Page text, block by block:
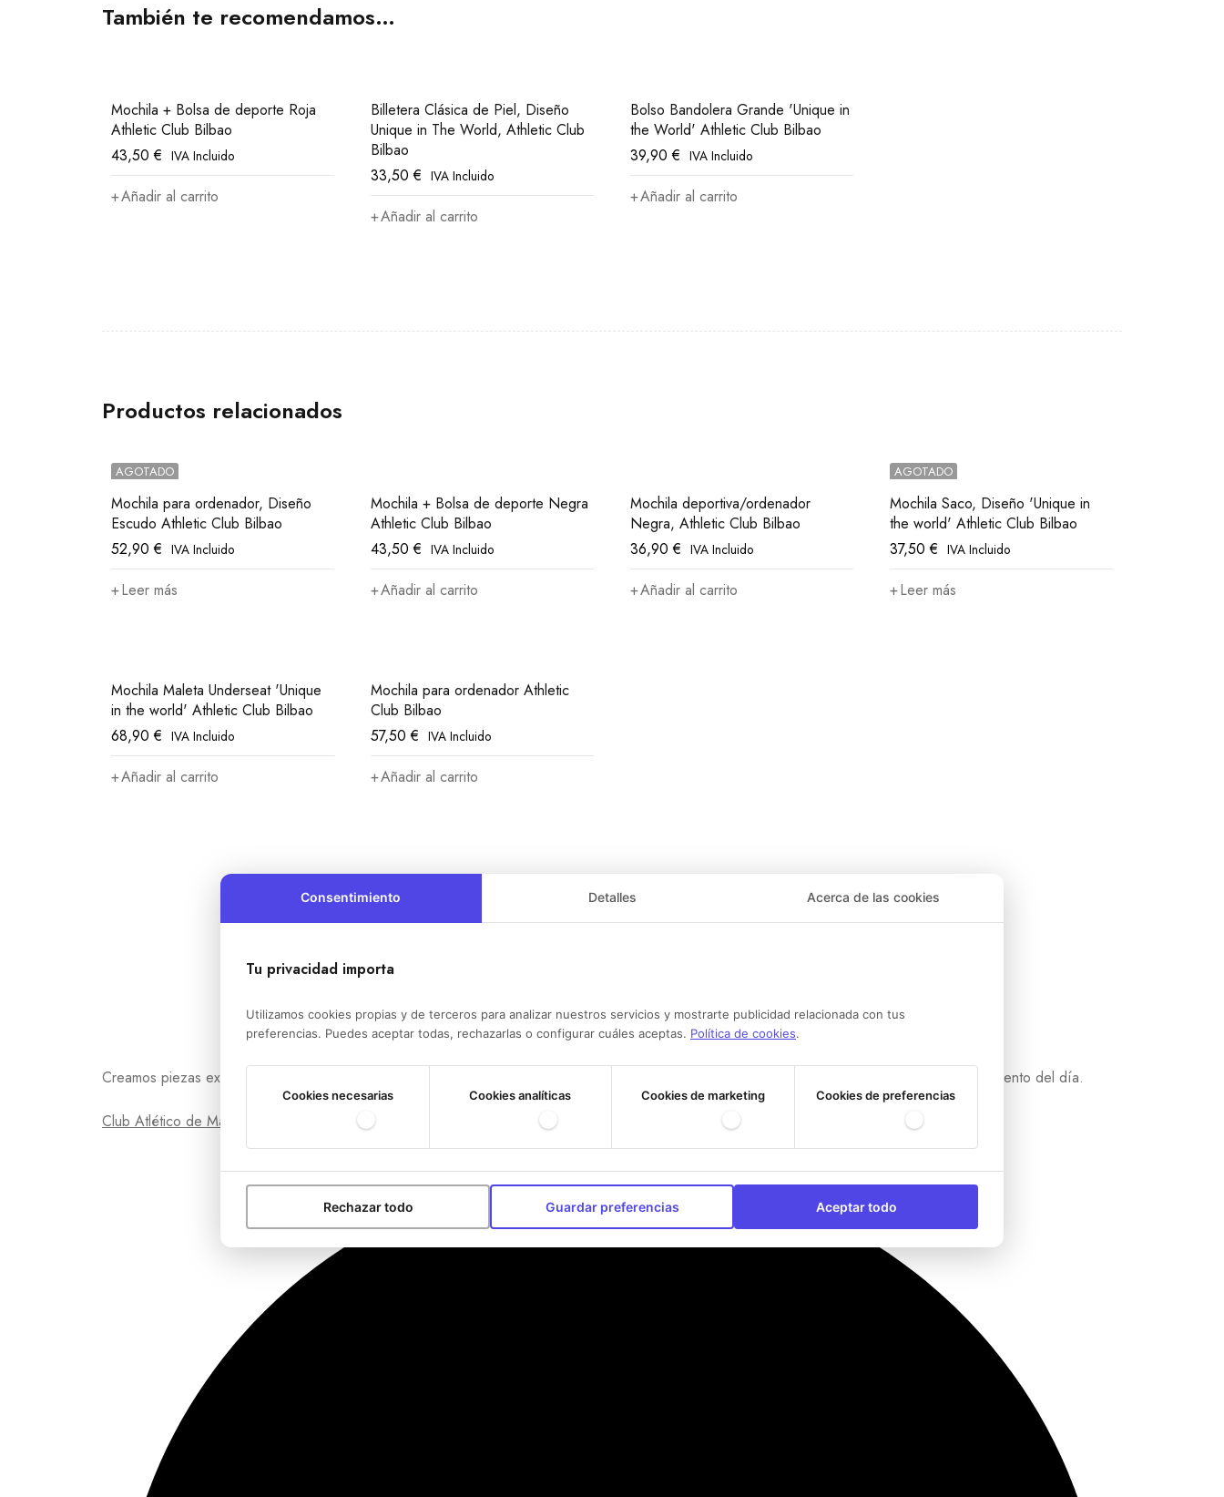
También te recomendamos…
Mochila + Bolsa de deporte Roja
Athletic Club Bilbao
43,50€ IVA Incluido
Añadir al carrito
Billetera Clásica de Piel, Diseño
Unique in The World, Athletic Club
Bilbao
33,50€ IVA Incluido
Añadir al carrito
Bolso Bandolera Grande 'Unique in
the World' Athletic Club Bilbao
39,90€ IVA Incluido
Añadir al carrito
Productos relacionados
AGOTADO
Mochila para ordenador, Diseño
Escudo Athletic Club Bilbao
52,90€ IVA Incluido
Leer más
Mochila + Bolsa de deporte Negra
Athletic Club Bilbao
43,50€ IVA Incluido
Añadir al carrito
Mochila deportiva/ordenador
Negra, Athletic Club Bilbao
36,90€ IVA Incluido
Añadir al carrito
AGOTADO
Mochila Saco, Diseño 'Unique in
the world' Athletic Club Bilbao
37,50€ IVA Incluido
Leer más
Mochila Maleta Underseat 'Unique
in the world' Athletic Club Bilbao
68,90€ IVA Incluido
Añadir al carrito
Mochila para ordenador Athletic
Club Bilbao
57,50€ IVA Incluido
Añadir al carrito
Creamos piezas exclusivas con la identidad de tu equipo, combinando elegancia y funcionalidad para que las lleves con orgullo en cualquier momento del día.
Club Atlético de Madrid
Consentimiento Detalles Acerca de las cookies
Tu privacidad importa
Utilizamos cookies propias y de terceros para analizar nuestros servicios y mostrarte publicidad relacionada con tus
preferencias. Puedes aceptar todas, rechazarlas o configurar cuáles aceptas. Política de cookies.
Cookies necesarias Cookies analíticas Cookies de marketing Cookies de preferencias
Rechazar todo Guardar preferencias Aceptar todo